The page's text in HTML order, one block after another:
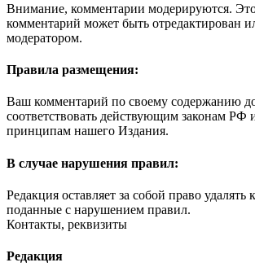
Внимание, комментарии модерируются. Это
комментарий может быть отредактирован
модератором.
Правила размещения:
Ваш комментарий по своему содержанию
соответствовать действующим законам РФ
принципам нашего Издания.
В случае нарушения правил:
Редакция оставляет за собой право удалять
поданные с нарушением правил.
Контакты, реквизиты
Редакция